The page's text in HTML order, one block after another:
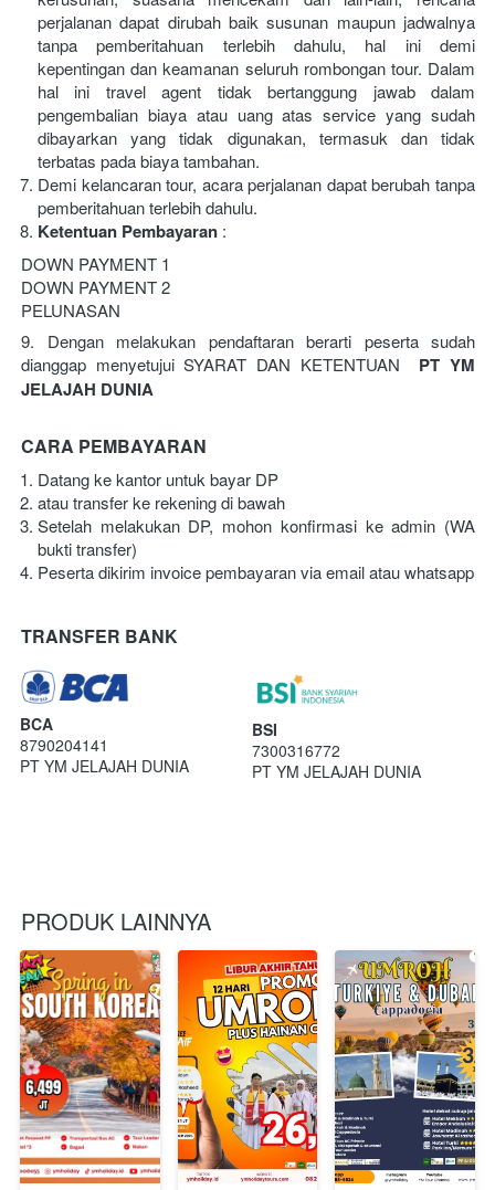
perjalanan dapat dirubah baik susunan maupun jadwalnya
tanpa pemberitahuan terlebih dahulu, hal ini demi
kepentingan dan keamanan seluruh rombongan tour. Dalam
hal ini travel agent tidak bertanggung jawab dalam
pengembalian biaya atau uang atas service yang sudah
dibayarkan yang tidak digunakan, termasuk dan tidak
terbatas pada biaya tambahan.
Demi kelancaran tour, acara perjalanan dapat berubah tanpa
pemberitahuan terlebih dahulu.
Ketentuan Pembayaran :
DOWN PAYMENT 1
DOWN PAYMENT 2
PELUNASAN
9. Dengan melakukan pendaftaran berarti peserta sudah
dianggap menyetujui SYARAT DAN KETENTUAN PT YM
JELAJAH DUNIA
CARA PEMBAYARAN
Datang ke kantor untuk bayar DP
atau transfer ke rekening di bawah
Setelah melakukan DP, mohon konfirmasi ke admin (WA
bukti transfer)
Peserta dikirim invoice pembayaran via email atau whatsapp
TRANSFER BANK
BCA
8790204141
PT YM JELAJAH DUNIA
BSI
7300316772
PT YM JELAJAH DUNIA
PRODUK LAINNYA